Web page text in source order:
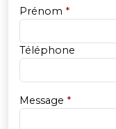
Prénom *
Téléphone
Message *